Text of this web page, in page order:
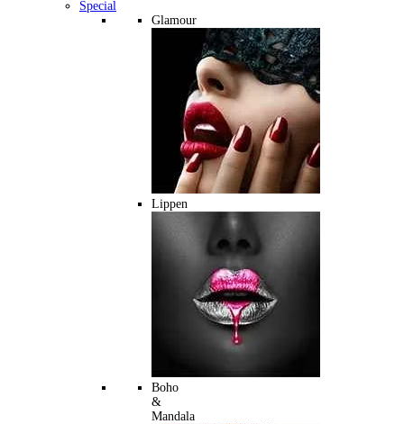
Special
Glamour
Lippen
Boho
&
Mandala